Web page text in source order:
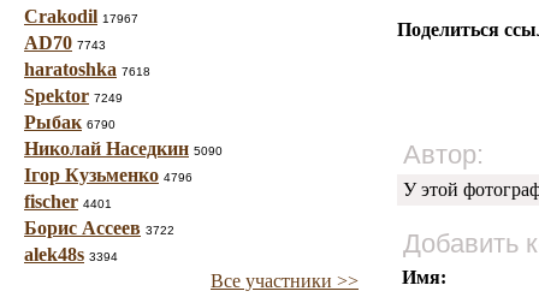
Crakodil 17967
AD70 7743
haratoshka 7618
Spektor 7249
Рыбак 6790
Николай Наседкин 5090
Ігор Кузьменко 4796
fischer 4401
Борис Ассеев 3722
alek48s 3394
Все участники >>
Поделиться
Автор:
У этой
Добавить
Имя: